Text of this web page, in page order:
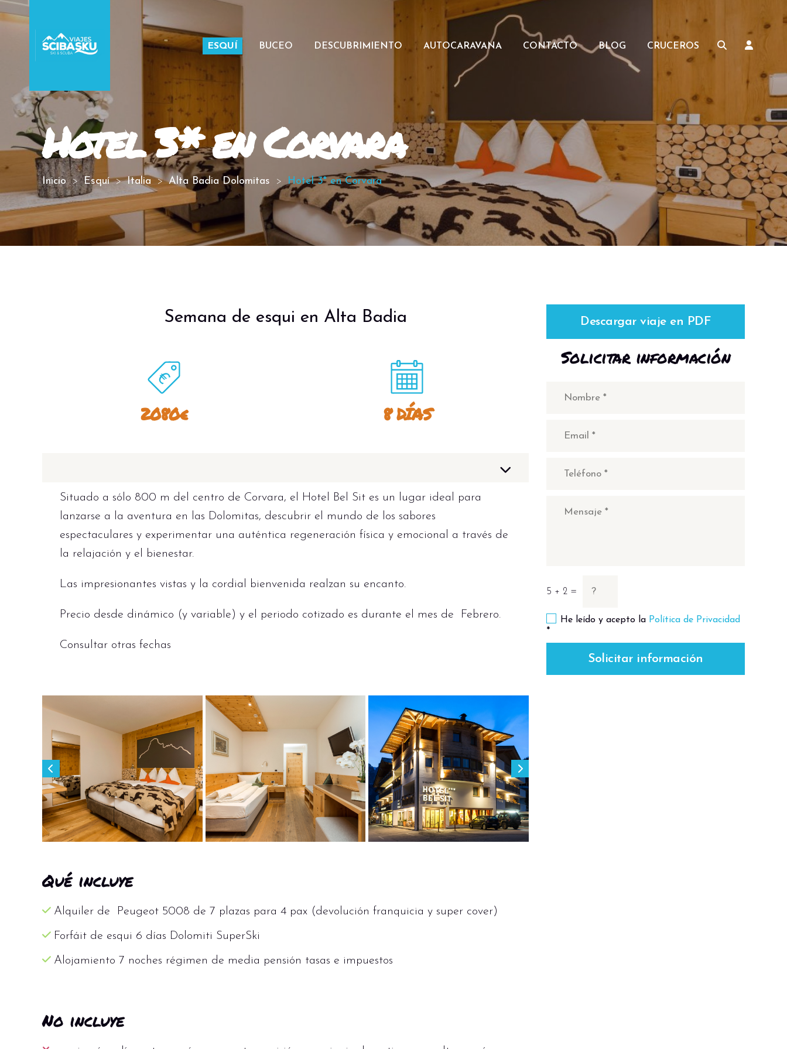
ESQUÍ BUCEO DESCUBRIMIENTO AUTOCARAVANA CONTACTO BLOG CRUCEROS
Hotel 3* en Corvara
Inicio Esquí Italia Alta Badia Dolomitas Hotel 3* en Corvara
Semana de esqui en Alta Badia
2080€ 8 DÍAS
Situado a sólo 800 m del centro de Corvara, el Hotel Bel Sit es un lugar ideal para
lanzarse a la aventura en las Dolomitas, descubrir el mundo de los sabores
espectaculares y experimentar una auténtica regeneración física y emocional a través de
la relajación y el bienestar.
Las impresionantes vistas y la cordial bienvenida realzan su encanto.
Precio desde dinámico (y variable) y el periodo cotizado es durante el mes de Febrero.
Consultar otras fechas
Qué incluye
Alquiler de Peugeot 5008 de 7 plazas para 4 pax (devolución franquicia y super cover)
Forfáit de esqui 6 días Dolomiti SuperSki
Alojamiento 7 noches régimen de media pensión tasas e impuestos
No incluye
Descargar viaje en PDF
Solicitar información
5 + 2 =
He leído y acepto la Política de Privacidad
*
Solicitar información